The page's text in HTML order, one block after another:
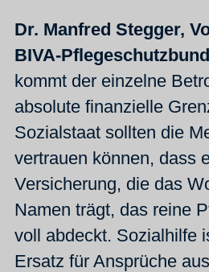
Dr. Manfred Stegger,
BIVA-
kommt der einzelne
absolute finanzielle
Sozialstaat sollten die
vertrauen können, dass
Versicherung, die das
Namen trägt, das reine
voll abdeckt. Sozialhilfe
Ersatz für Ansprüche